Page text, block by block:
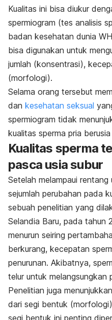
Kualitas ini bisa diukur
spermiogram (tes analisis
badan kesehatan dunia
bisa digunakan untuk
jumlah (konsentrasi),
(morfologi).
Selama orang tersebut
dan kesehatan seksual
spermiogram tidak
kualitas sperma pria
Kualitas sperma
pasca usia subur
Setelah melampaui rentang
sejumlah perubahan pada
sebuah penelitian yang
Selandia Baru, pada tahun
menurun seiring
berkurang, kecepatan
penurunan. Akibatnya,
telur untuk melangsungkan
Penelitian juga
dari segi bentuk
segi bentuk ini penting